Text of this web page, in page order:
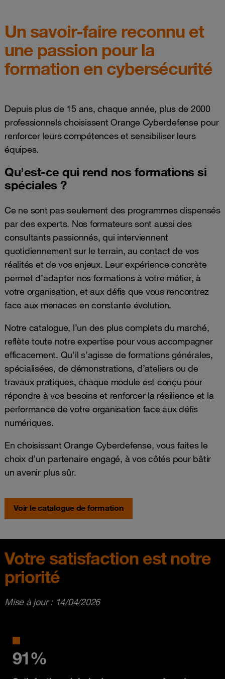
Un savoir-faire reconnu et
une passion pour la
formation en cybersécurité
Depuis plus de 15 ans, chaque année, plus de 2000
professionnels choisissent Orange Cyberdefense pour
renforcer leurs compétences et sensibiliser leurs
équipes.
Qu'est-ce qui rend nos formations si
spéciales ?
Ce ne sont pas seulement des programmes dispensés
par des experts. Nos formateurs sont aussi des
consultants passionnés, qui interviennent
quotidiennement sur le terrain, au contact de vos
réalités et de vos enjeux. Leur expérience concrète
permet d’adapter nos formations à votre métier, à
votre organisation, et aux défis que vous rencontrez
face aux menaces en constante évolution.
Notre catalogue, l’un des plus complets du marché,
reflète toute notre expertise pour vous accompagner
efficacement. Qu’il s’agisse de formations générales,
spécialisées, de démonstrations, d’ateliers ou de
travaux pratiques, chaque module est conçu pour
répondre à vos besoins et renforcer la résilience et la
performance de votre organisation face aux défis
numériques.
En choisissant Orange Cyberdefense, vous faites le
choix d’un partenaire engagé, à vos côtés pour bâtir
un avenir plus sûr.
Voir le catalogue de formation
Votre satisfaction est notre
priorité
Mise à jour : 14/04/2026
91%